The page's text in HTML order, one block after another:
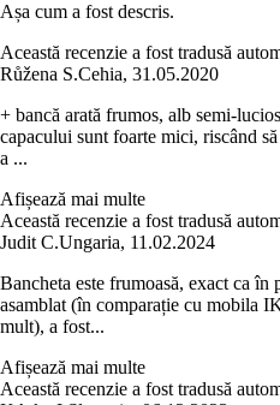
Așa cum a fost descris.
Această recenzie a fost tradusă
Růžena S.Cehia, 31.05.2020
+ bancă arată frumos, alb semi-
capacului sunt foarte mici, riscând
a ...
Afișează mai multe
Această recenzie a fost tradusă
Judit C.Ungaria, 11.02.2024
Bancheta este frumoasă, exact ca în
asamblat (în comparație cu mobila
mult), a fost...
Afișează mai multe
Această recenzie a fost tradusă